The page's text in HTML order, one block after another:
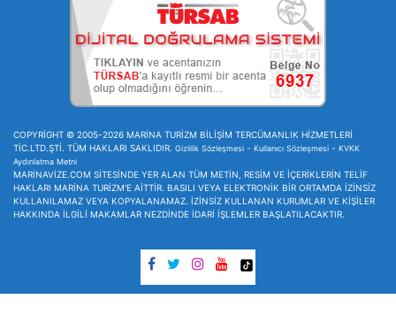
COPYRİGHT © 2005-2026 MARİNA TURİZM BİLİŞİM TERCÜMANLIK HİZMETLERİ
TİC.LTD.ŞTİ. TÜM HAKLARI SAKLIDIR. Gizlilik Sözleşmesi - Kullanıcı Sözleşmesi - KVKK
Aydınlatma Metni
MARİNAVİZE.COM SİTESİNDE YER ALAN TÜM METİN, RESİM VE İÇERİKLERİN TELİF
HAKLARI MARİNA TURİZM'E AİTTİR. BASILI VEYA ELEKTRONİK BİR ORTAMDA İZİNSİZ
KULLANILAMAZ VEYA KOPYALANAMAZ. İZİNSİZ KULLANAN KURUMLAR VE KİŞİLER
HAKKINDA İLGİLİ MAKAMLAR NEZDİNDE İDARİ İŞLEMLER BAŞLATILACAKTIR.